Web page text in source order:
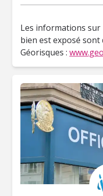
Les informations sur
bien est exposé
Géorisques :